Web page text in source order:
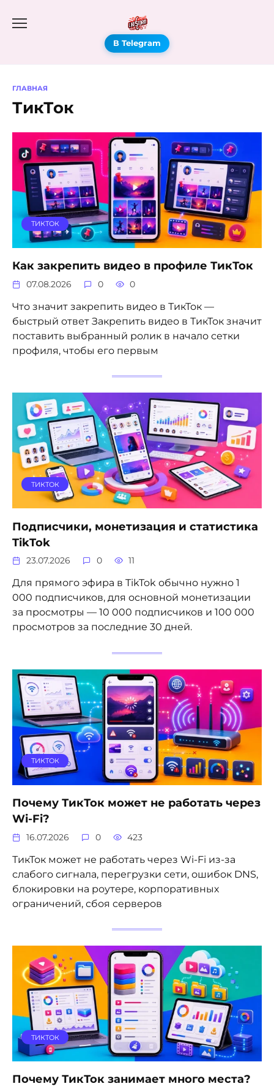
В Telegram
ГЛАВНАЯ
ТикТок
ТИКТОК
Как закрепить видео в профиле ТикТок
07.08.2026 0 0
Что значит закрепить видео в ТикТок —
быстрый ответ Закрепить видео в ТикТок значит
поставить выбранный ролик в начало сетки
профиля, чтобы его первым
ТИКТОК
Подписчики, монетизация и статистика
TikTok
23.07.2026 0 11
Для прямого эфира в TikTok обычно нужно 1
000 подписчиков, для основной монетизации
за просмотры — 10 000 подписчиков и 100 000
просмотров за последние 30 дней.
ТИКТОК
Почему ТикТок может не работать через
Wi-Fi?
16.07.2026 0 423
ТикТок может не работать через Wi-Fi из-за
слабого сигнала, перегрузки сети, ошибок DNS,
блокировки на роутере, корпоративных
ограничений, сбоя серверов
ТИКТОК
Почему ТикТок занимает много места?